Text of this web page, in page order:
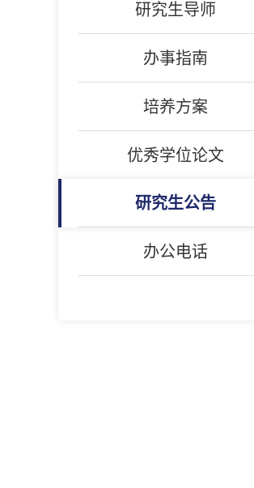
研究生导师
办事指南
培养方案
优秀学位论文
研究生公告
办公电话